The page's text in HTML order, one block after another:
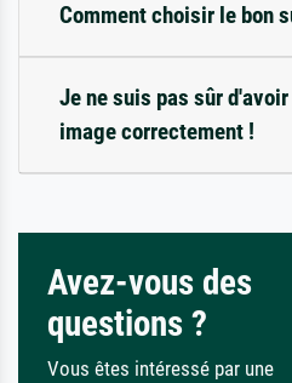
Comment choisir le bon
Je ne suis pas sûr
image correctement !
Avez-vous des
questions ?
Vous êtes intéressé par une